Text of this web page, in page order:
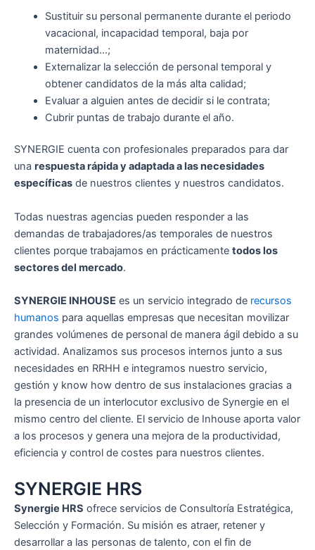
Sustituir su personal permanente durante el periodo
vacacional, incapacidad temporal, baja por
maternidad…;
Externalizar la selección de personal temporal y
obtener candidatos de la más alta calidad;
Evaluar a alguien antes de decidir si le contrata;
Cubrir puntas de trabajo durante el año.
SYNERGIE cuenta con profesionales preparados para dar
una respuesta rápida y adaptada a las necesidades
específicas de nuestros clientes y nuestros candidatos.
Todas nuestras agencias pueden responder a las
demandas de trabajadores/as temporales de nuestros
clientes porque trabajamos en prácticamente todos los
sectores del mercado.
SYNERGIE INHOUSE es un servicio integrado de recursos
humanos para aquellas empresas que necesitan movilizar
grandes volúmenes de personal de manera ágil debido a su
actividad. Analizamos sus procesos internos junto a sus
necesidades en RRHH e integramos nuestro servicio,
gestión y know how dentro de sus instalaciones gracias a
la presencia de un interlocutor exclusivo de Synergie en el
mismo centro del cliente. El servicio de Inhouse aporta valor
a los procesos y genera una mejora de la productividad,
eficiencia y control de costes para nuestros clientes.
SYNERGIE HRS
Synergie HRS ofrece servicios de Consultoría Estratégica,
Selección y Formación. Su misión es atraer, retener y
desarrollar a las personas de talento, con el fin de